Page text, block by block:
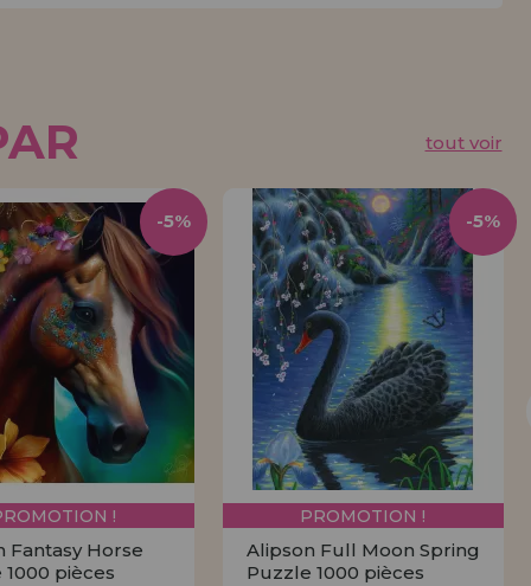
tout voir
!
Fantasy Horse
pièces
-5%
PROMOTION !
Alipson Full Moon Spring
Puzzle 1000 pièces
-5%